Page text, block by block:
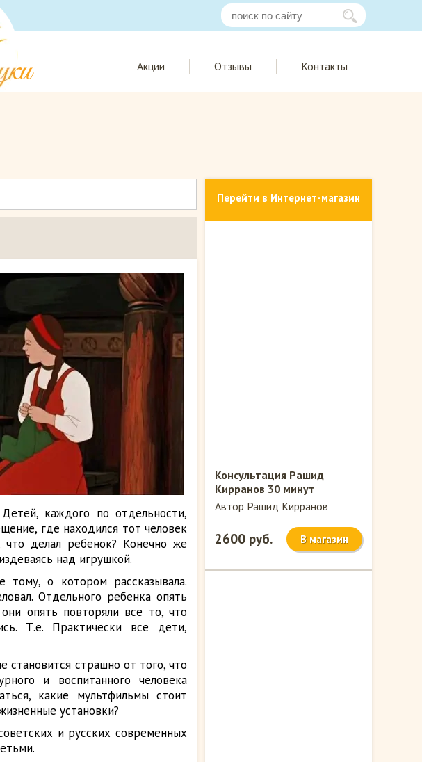
Акции Отзывы Контакты
каждого по отдельности,
где находился тот человек
делал ребенок? Конечно же
над игрушкой.
тому, о котором рассказывала.
Отдельного ребенка опять
опять повторяли все то, что
Т.е. Практически все дети,
страшно от того, что
и воспитанного человека
какие мультфильмы стоит
установки?
и русских современных
Перейти в Интернет-магазин
Консультация Рашид
Кирранов 30 минут
Автор Рашид Кирранов
2600 руб. В магазин